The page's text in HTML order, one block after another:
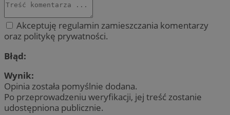
Akceptuję regulamin zamieszczania komentarzy
oraz politykę prywatności.
Błąd:
Wynik:
Opinia została pomyślnie dodana.
Po przeprowadzeniu weryfikacji, jej treść zostanie
udostępniona publicznie.